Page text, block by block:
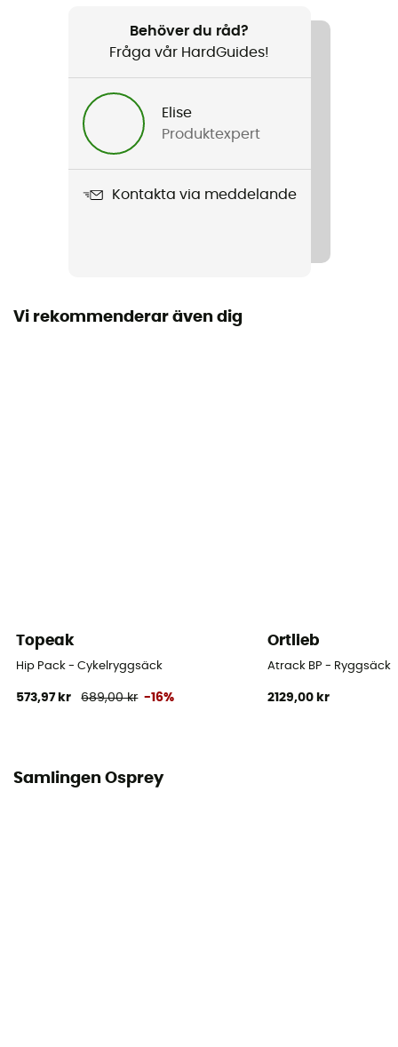
Kompatibelt vätskesystem
Åtkomst till väskan
Behöver du råd?
Fråga vår HardGuides!
Elise
Produktexpert
Kontakta via meddelande
Vi rekommenderar även dig
Topeak
Hip Pack - Cykelryggsäck
573,97 kr 689,00 kr -16%
Ortlieb
Atrack BP - Ryggsäck
2129,00 kr
Samlingen Osprey